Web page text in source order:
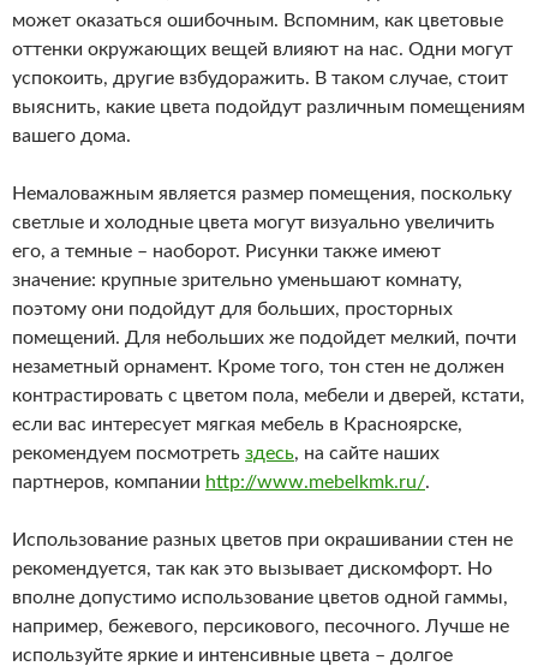
может оказаться ошибочным. Вспомним, как цветовые
оттенки окружающих вещей влияют на нас. Одни могут
успокоить, другие взбудоражить. В таком случае, стоит
выяснить, какие цвета подойдут различным помещениям
вашего дома.
Немаловажным является размер помещения, поскольку
светлые и холодные цвета могут визуально увеличить
его, а темные – наоборот. Рисунки также имеют
значение: крупные зрительно уменьшают комнату,
поэтому они подойдут для больших, просторных
помещений. Для небольших же подойдет мелкий, почти
незаметный орнамент. Кроме того, тон стен не должен
контрастировать с цветом пола, мебели и дверей, кстати,
если вас интересует мягкая мебель в Красноярске,
рекомендуем посмотреть здесь, на сайте наших
партнеров, компании http://www.mebelkmk.ru/.
Использование разных цветов при окрашивании стен не
рекомендуется, так как это вызывает дискомфорт. Но
вполне допустимо использование цветов одной гаммы,
например, бежевого, персикового, песочного. Лучше не
используйте яркие и интенсивные цвета – долгое